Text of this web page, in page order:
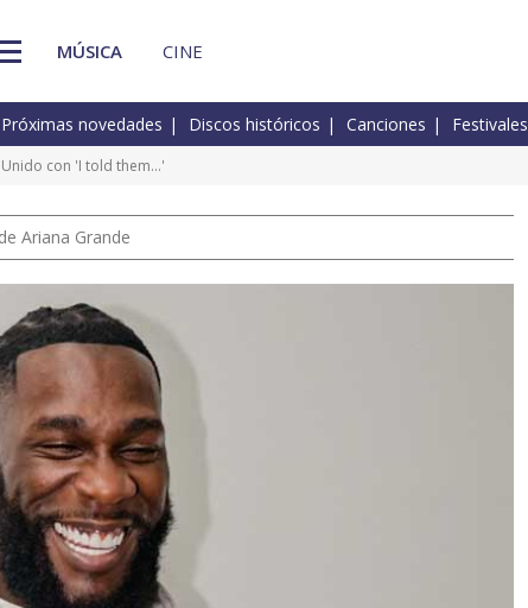
MÚSICA CINE
Próximas novedades Discos históricos Canciones Festivales
Unido con 'I told them…'
Ariana Grande